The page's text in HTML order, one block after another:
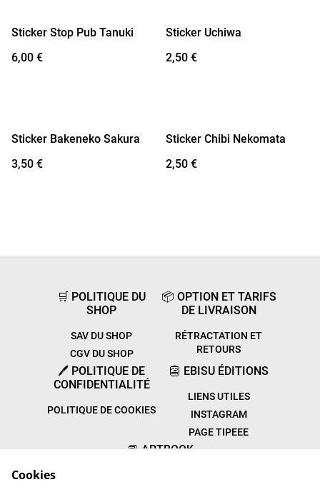
Sticker Stop Pub Tanuki
6,00 €
Sticker Uchiwa
2,50 €
Sticker Bakeneko Sakura
3,50 €
Sticker Chibi Nekomata
2,50 €
🛒 POLITIQUE DU
SHOP
SAV DU SHOP
CGV DU SHOP
📦 OPTION ET TARIFS
DE LIVRAISON
RÉTRACTATION ET
RETOURS
🖊️ POLITIQUE DE
CONFIDENTIALITÉ
POLITIQUE DE COOKIES
👺 EBISU ÉDITIONS
LIENS UTILES
INSTAGRAM
PAGE TIPEEE
📕 ARTBOOK
Cookies